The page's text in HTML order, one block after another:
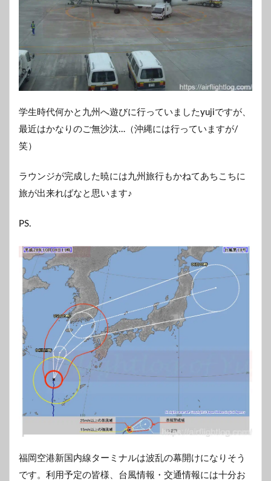
学生時代何かと九州へ遊びに行っていましたyujiですが、
最近はかなりのご無沙汰…（沖縄には行っていますが/
笑）
ラウンジが完成した暁には九州旅行もかねてあちこちに
旅が出来ればなと思います♪
PS.
福岡空港新国内線ターミナルは波乱の幕開けになりそう
です。利用予定の皆様、台風情報・交通情報には十分お